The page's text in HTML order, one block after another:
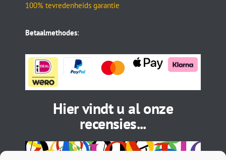
100% tevredenheids garantie
Betaalmethodes:
Hier vindt u al onze
recensies...